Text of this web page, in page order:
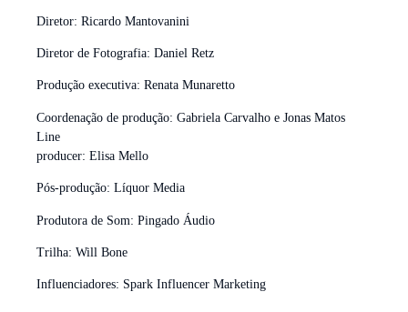
Diretor: Ricardo Mantovanini
Diretor de Fotografia: Daniel Retz
Produção executiva: Renata Munaretto
Coordenação de produção: Gabriela Carvalho e Jonas Matos
Line
producer: Elisa Mello
Pós-produção: Líquor Media
Produtora de Som: Pingado Áudio
Trilha: Will Bone
Influenciadores: Spark Influencer Marketing